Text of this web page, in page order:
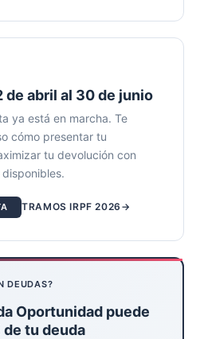
de abril al 30 de junio
ya está en marcha. Te
cómo presentar tu
tu devolución con
TRAMOS IRPF 2026
DEUDAS?
Oportunidad puede
tu deuda